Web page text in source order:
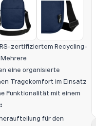
zertifiziertem Recycling-
eine organisierte
Tragekomfort im Einsatz
Funktionalität mit einem
für den